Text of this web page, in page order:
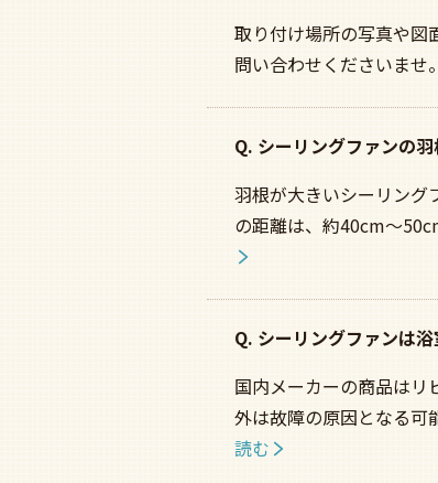
取り付け場所の写真や図
問い合わせくださいませ。
Q. シーリングファンの
羽根が大きいシーリング
の距離は、約40cm〜
Q. シーリングファンは
国内メーカーの商品はリ
外は故障の原因となる可
読む